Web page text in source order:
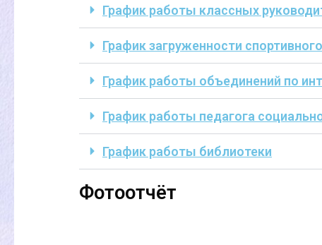
График работы классных
График загруженности
График работы объединений по
График работы педагога
График работы библиотеки
Фотоотчёт